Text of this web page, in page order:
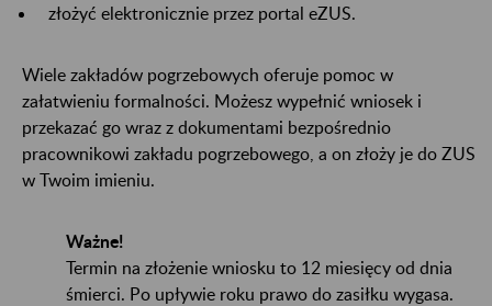
złożyć elektronicznie przez portal eZUS.
Wiele zakładów pogrzebowych oferuje pomoc w
załatwieniu formalności. Możesz wypełnić wniosek i
przekazać go wraz z dokumentami bezpośrednio
pracownikowi zakładu pogrzebowego, a on złoży je do ZUS
w Twoim imieniu.
Ważne!
Termin na złożenie wniosku to 12 miesięcy od dnia
śmierci. Po upływie roku prawo do zasiłku wygasa.